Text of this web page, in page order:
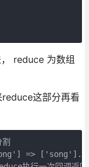
reduce 为数组
这部分再看
=>